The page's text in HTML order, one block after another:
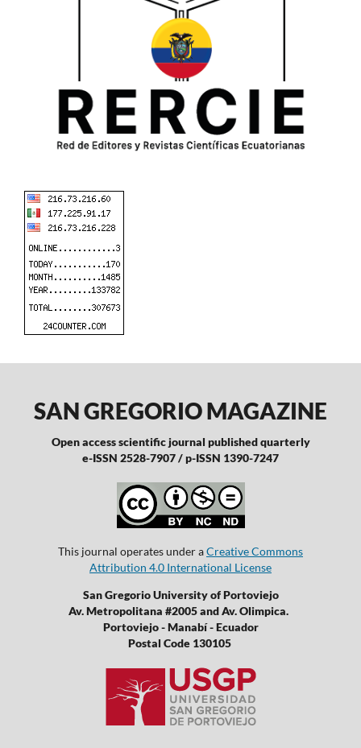
SAN GREGORIO MAGAZINE
Open access scientific journal published quarterly
e-ISSN 2528-7907 / p-ISSN 1390-7247
This journal operates under aCreative Commons
Attribution 4.0 International License
San Gregorio University of Portoviejo
Av. Metropolitana #2005 and Av. Olimpica.
Portoviejo - Manabí - Ecuador
Postal Code 130105